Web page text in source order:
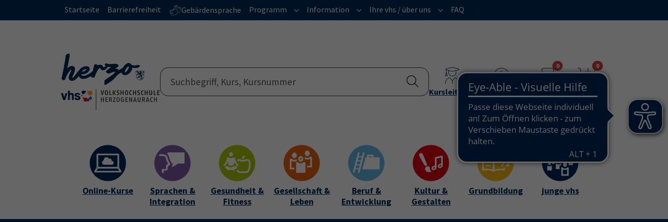
Skip to main content
Skip to page footerStartseite Barrierefreiheit Gebärdensprache Programm Submenu for "Programm"
Information Submenu for "Information"
Ihre vhs / über uns Submenu for "Ihre vhs / über uns"
FAQ
KursleitendeTeilnehmende
0
Merkzettel
0
Warenkorb
Online-Kurse
Sprachen &
Integration
Gesundheit &
Fitness
Gesellschaft &
Leben
Beruf &
Entwicklung
Kultur &
Gestalten
Grundbildung junge vhs